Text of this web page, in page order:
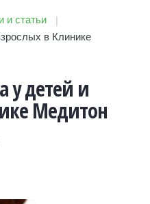
и статьи
|
в Клинике
у детей и
Медитон